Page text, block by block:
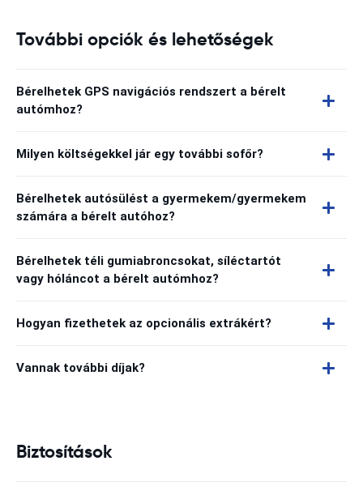
További opciók és lehetőségek
Bérelhetek GPS navigációs rendszert a bérelt
autómhoz?
Milyen költségekkel jár egy további sofőr?
Bérelhetek autósülést a gyermekem/gyermekem
számára a bérelt autóhoz?
Bérelhetek téli gumiabroncsokat, síléctartót
vagy hóláncot a bérelt autómhoz?
Hogyan fizethetek az opcionális extrákért?
Vannak további díjak?
Biztosítások